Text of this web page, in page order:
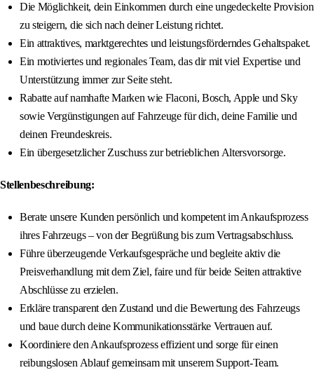
Die Möglichkeit, dein Einkommen durch eine ungedeckelte Provision
zu steigern, die sich nach deiner Leistung richtet.
Ein attraktives, marktgerechtes und leistungsförderndes Gehaltspaket.
Ein motiviertes und regionales Team, das dir mit viel Expertise und
Unterstützung immer zur Seite steht.
Rabatte auf namhafte Marken wie Flaconi, Bosch, Apple und Sky
sowie Vergünstigungen auf Fahrzeuge für dich, deine Familie und
deinen Freundeskreis.
Ein übergesetzlicher Zuschuss zur betrieblichen Altersvorsorge.
Stellenbeschreibung:
Berate unsere Kunden persönlich und kompetent im Ankaufsprozess
ihres Fahrzeugs – von der Begrüßung bis zum Vertragsabschluss.
Führe überzeugende Verkaufsgespräche und begleite aktiv die
Preisverhandlung mit dem Ziel, faire und für beide Seiten attraktive
Abschlüsse zu erzielen.
Erkläre transparent den Zustand und die Bewertung des Fahrzeugs
und baue durch deine Kommunikationsstärke Vertrauen auf.
Koordiniere den Ankaufsprozess effizient und sorge für einen
reibungslosen Ablauf gemeinsam mit unserem Support-Team.